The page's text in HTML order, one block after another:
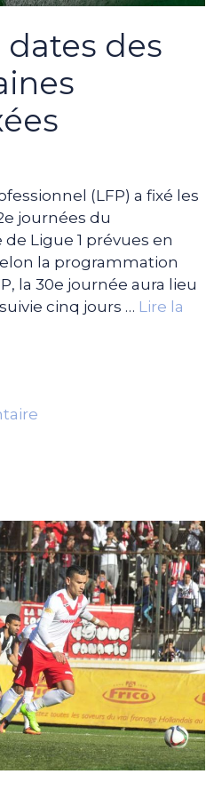
dates des
(LFP) a fixé les
journées du
Ligue 1 prévues en
la programmation
la 30e journée aura lieu
cinq jours … Lire la